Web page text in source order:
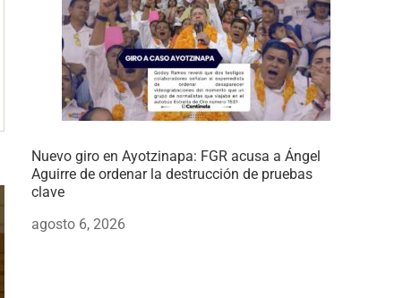
Nuevo giro en Ayotzinapa: FGR acusa a Ángel
Aguirre de ordenar la destrucción de pruebas
clave
agosto 6, 2026